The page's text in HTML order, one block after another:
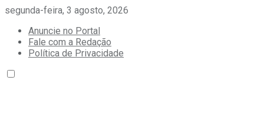
segunda-feira, 3 agosto, 2026
Anuncie no Portal
Fale com a Redação
Política de Privacidade